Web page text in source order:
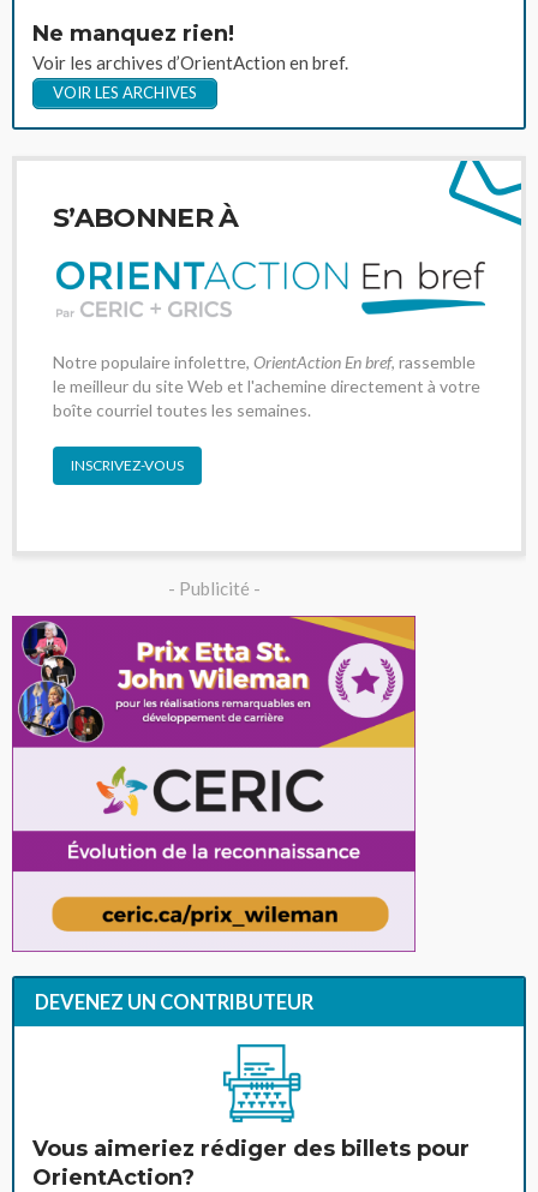
Ne manquez rien!
Voir les archives d’OrientAction en bref.
VOIR LES ARCHIVES
S’ABONNER À
Notre populaire infolettre, OrientAction En bref, rassemble
le meilleur du site Web et l'achemine directement à votre
boîte courriel toutes les semaines.
INSCRIVEZ-VOUS
- Publicité -
DEVENEZ UN CONTRIBUTEUR
Vous aimeriez rédiger des billets pour
OrientAction?